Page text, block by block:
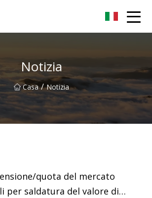
Notizia
Casa / Notizia
quota del mercato
per saldatura del valore di